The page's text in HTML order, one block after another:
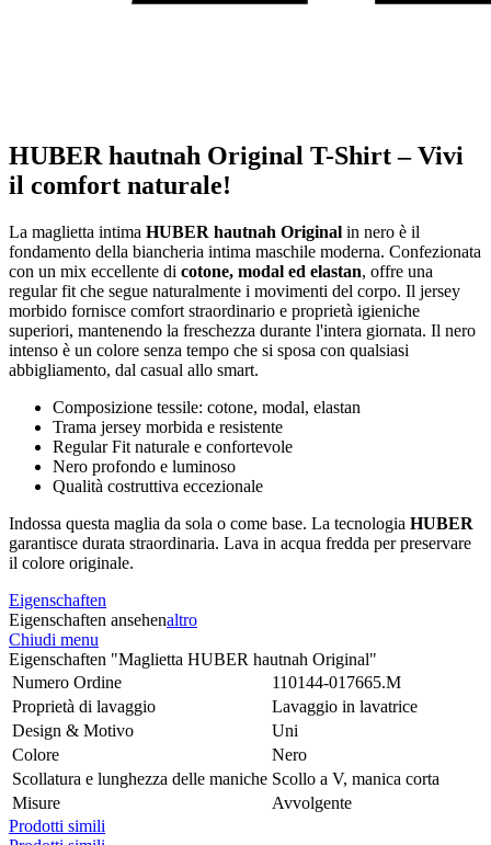
HUBER hautnah Original T-Shirt – Vivi
il comfort naturale!
La maglietta intima HUBER hautnah Original in nero è il
fondamento della biancheria intima maschile moderna. Confezionata
con un mix eccellente di cotone, modal ed elastan, offre una
regular fit che segue naturalmente i movimenti del corpo. Il jersey
morbido fornisce comfort straordinario e proprietà igieniche
superiori, mantenendo la freschezza durante l'intera giornata. Il nero
intenso è un colore senza tempo che si sposa con qualsiasi
abbigliamento, dal casual allo smart.
Composizione tessile: cotone, modal, elastan
Trama jersey morbida e resistente
Regular Fit naturale e confortevole
Nero profondo e luminoso
Qualità costruttiva eccezionale
Indossa questa maglia da sola o come base. La tecnologia HUBER
garantisce durata straordinaria. Lava in acqua fredda per preservare
il colore originale.
Eigenschaften
Eigenschaften ansehenaltro
Chiudi menu
Eigenschaften "Maglietta HUBER hautnah Original"
Numero Ordine
110144-017665.M
Proprietà di lavaggio
Lavaggio in lavatrice
Design & Motivo
Uni
Colore
Nero
Scollatura e lunghezza delle maniche Scollo a V, manica corta
Misure
Avvolgente
Prodotti simili